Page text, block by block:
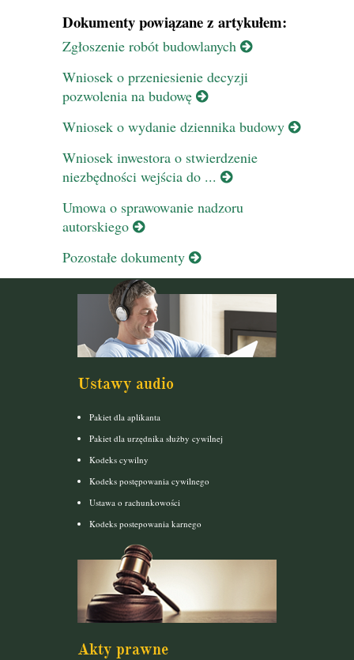
Dokumenty powiązane z artykułem:
Zgłoszenie robót budowlanych
Wniosek o przeniesienie decyzji
pozwolenia na budowę
Wniosek o wydanie dziennika budowy
Wniosek inwestora o stwierdzenie
niezbędności wejścia do ...
Umowa o sprawowanie nadzoru
autorskiego
Pozostałe dokumenty
Ustawy audio
Pakiet dla aplikanta
Pakiet dla urzędnika służby cywilnej
Kodeks cywilny
Kodeks postępowania cywilnego
Ustawa o rachunkowości
Kodeks postepowania karnego
Akty prawne